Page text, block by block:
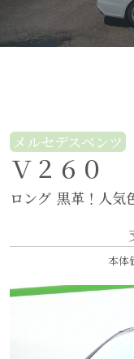
メルセデスベンツ
Ｖ２６０
ロング 黒革！人気
本体